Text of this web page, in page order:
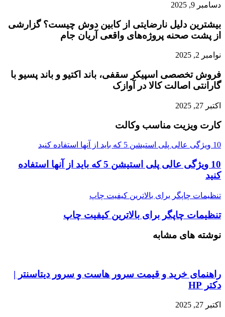
دسامبر 9, 2025
بیشترین دلیل نارضایتی از کابین دوش چیست؟ گزارشی
از پشت صحنه پروژه‌های واقعی آریان جام
نوامبر 2, 2025
فروش تخصصی اسپیکر سقفی، باند اکتیو و باند پسیو با
گارانتی اصالت کالا در آوازک
اکتبر 27, 2025
کارت ویزیت مناسب وکالت
10 ویژگی عالی پلی استیشن 5 که باید از آنها استفاده کنید
10 ویژگی عالی پلی استیشن 5 که باید از آنها استفاده
کنید
تنظیمات چاپگر برای بالاترین کیفیت چاپ
تنظیمات چاپگر برای بالاترین کیفیت چاپ
نوشته های مشابه
راهنمای خرید و قیمت سرور هاست و سرور دیتاسنتر |
دکتر HP
اکتبر 27, 2025